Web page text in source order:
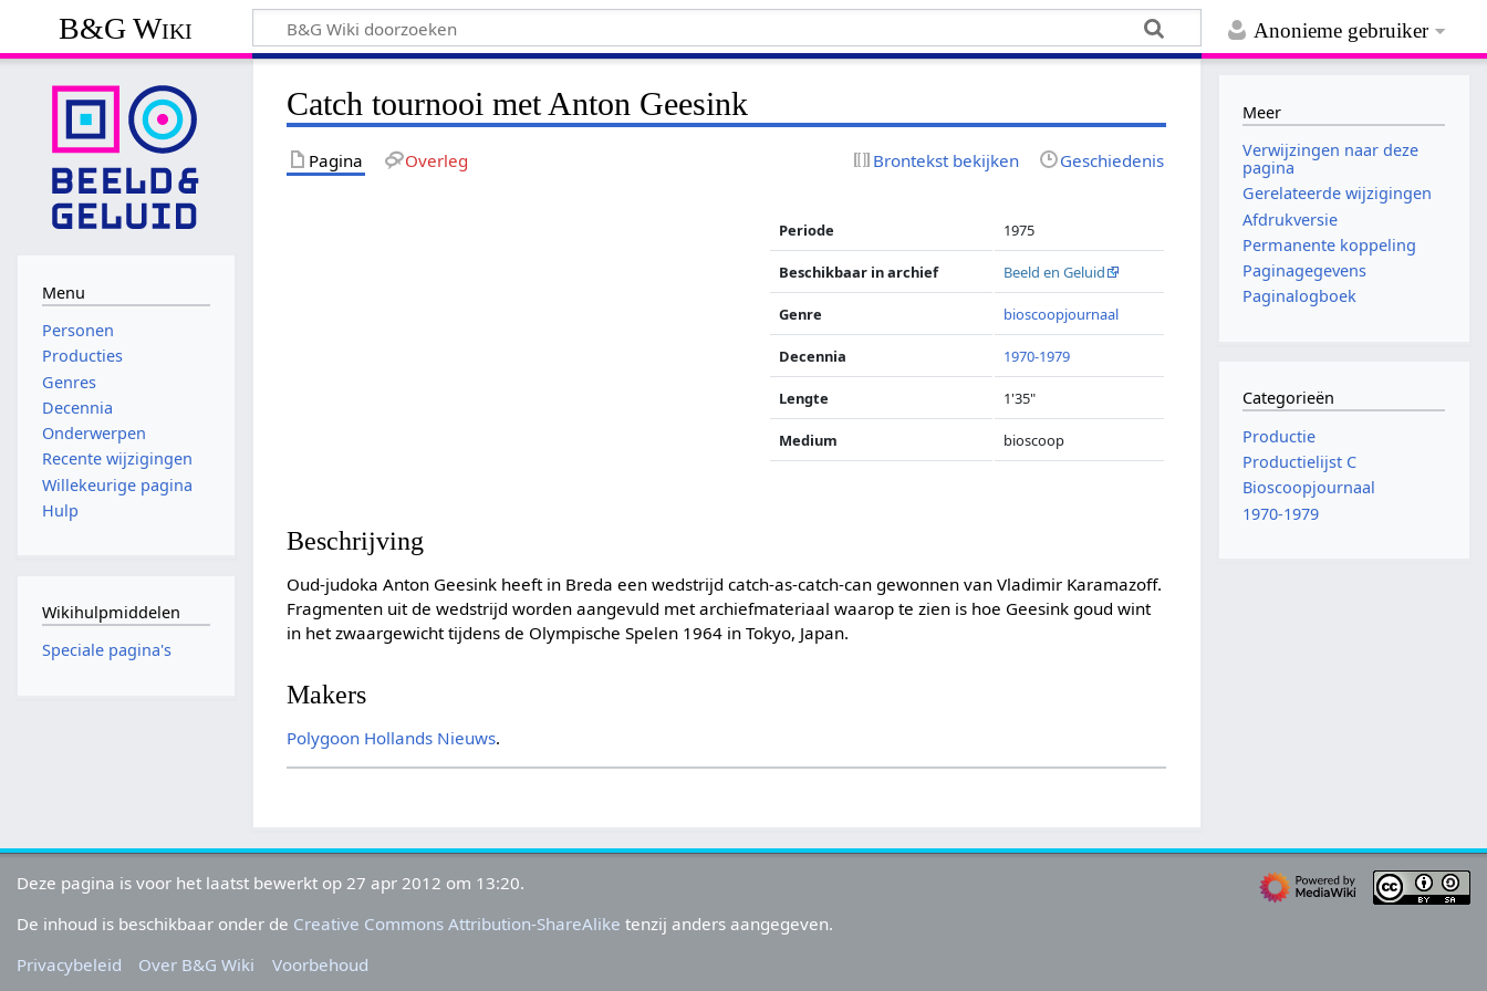
Anonieme gebruiker
B&G Wiki
Catch tournooi met Anton Geesink
Pagina Overleg Brontekst bekijken Geschiedenis
Periode 1975
Beschikbaar in archief Beeld en Geluid
Genre bioscoopjournaal
Decennia 1970-1979
Lengte 1'35"
Medium bioscoop
Beschrijving
Oud-judoka Anton Geesink heeft in Breda een wedstrijd catch-as-catch-can gewonnen van Vladimir Karamazoff.
Fragmenten uit de wedstrijd worden aangevuld met archiefmateriaal waarop te zien is hoe Geesink goud wint
in het zwaargewicht tijdens de Olympische Spelen 1964 in Tokyo, Japan.
Makers
Polygoon Hollands Nieuws.
Menu
Personen
Producties
Genres
Decennia
Onderwerpen
Recente wijzigingen
Willekeurige pagina
Hulp
Wikihulpmiddelen
Speciale pagina's
Meer
Verwijzingen naar deze
pagina
Gerelateerde wijzigingen
Afdrukversie
Permanente koppeling
Paginagegevens
Paginalogboek
Categorieën
Productie
Productielijst C
Bioscoopjournaal
1970-1979
Deze pagina is voor het laatst bewerkt op 27 apr 2012 om 13:20.
De inhoud is beschikbaar onder de Creative Commons Attribution-ShareAlike tenzij anders aangegeven.
Privacybeleid
Over B&G Wiki Voorbehoud